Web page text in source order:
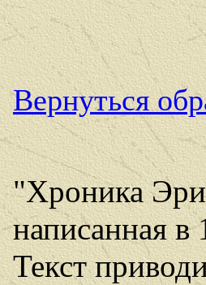
Вернуться
"Хроника
написанная
Текст